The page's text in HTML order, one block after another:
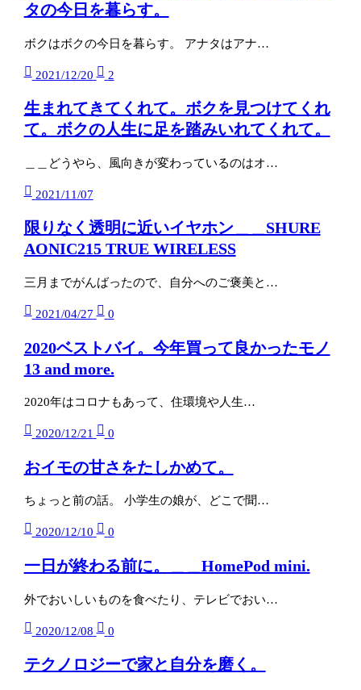
タの今日を暮らす。
ボクはボクの今日を暮らす。 アナタはアナ…
2021/12/20 2
生まれてきてくれて。ボクを見つけてくれ
て。ボクの人生に足を踏みいれてくれて。
＿＿どうやら、風向きが変わっているのはオ…
2021/11/07
限りなく透明に近いイヤホン＿＿SHURE
AONIC215 TRUE WIRELESS
三月までがんばったので、自分へのご褒美と…
2021/04/27 0
2020ベストバイ。今年買って良かったモノ
13 and more.
2020年はコロナもあって、住環境や人生…
2020/12/21 0
おイモの甘さをたしかめて。
ちょっと前の話。 小学生の娘が、どこで聞…
2020/12/10 0
一日が終わる前に。＿＿HomePod mini.
外でおいしいものを食べたり、テレビでおい…
2020/12/08 0
テクノロジーで家と自分を磨く。